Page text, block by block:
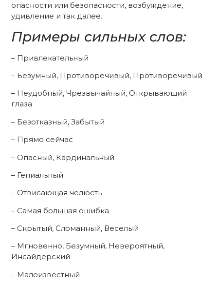
опасности или безопасности, возбуждение,
удивление и так далее.
Примеры сильных слов:
– Привлекательный
– Безумный, Противоречивый, Противоречивый
– Неудобный, Чрезвычайный, Открывающий
глаза
– Безотказный, Забытый
– Прямо сейчас
– Опасный, Кардинальный
– Гениальный
– Отвисающая челюсть
– Самая большая ошибка
– Скрытый, Сломанный, Веселый
– Мгновенно, Безумный, Невероятный,
Инсайдерский
– Малоизвестный